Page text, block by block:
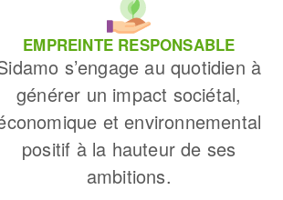
EMPREINTE RESPONSABLE
s’engage au quotidien à
générer un impact sociétal,
et environnemental
positif à la hauteur de ses
ambitions.